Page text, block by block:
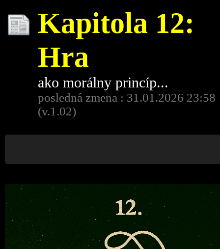
Kapitola 12:
Hra
ako morálny princíp...
posledná zmena : 31.01.2026 23:58
(v.1.02)